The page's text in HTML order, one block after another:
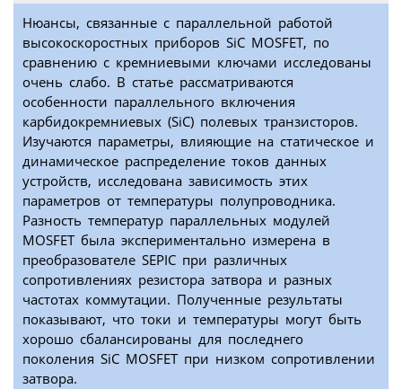
Нюансы, связанные с параллельной работой
высокоскоростных приборов SiC MOSFET, по
сравнению с кремниевыми ключами исследованы
очень слабо. В статье рассматриваются
особенности параллельного включения
карбидокремниевых (SiC) полевых транзисторов.
Изучаются параметры, влияющие на статическое и
динамическое распределение токов данных
устройств, исследована зависимость этих
параметров от температуры полупроводника.
Разность температур параллельных модулей
MOSFET была экспериментально измерена в
преобразователе SEPIC при различных
сопротивлениях резистора затвора и разных
частотах коммутации. Полученные результаты
показывают, что токи и температуры могут быть
хорошо сбалансированы для последнего
поколения SiC MOSFET при низком сопротивлении
затвора.